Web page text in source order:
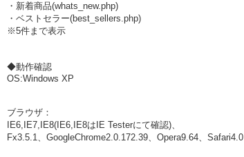
・新着商品(whats_new.php)
・ベストセラー(best_sellers.php)
※5件まで表示
◆動作確認
OS:Windows XP
ブラウザ：
IE6,IE7,IE8(IE6,IE8はIE Testerにて確認)、
Fx3.5.1、GoogleChrome2.0.172.39、Opera9.64、Safari4.0